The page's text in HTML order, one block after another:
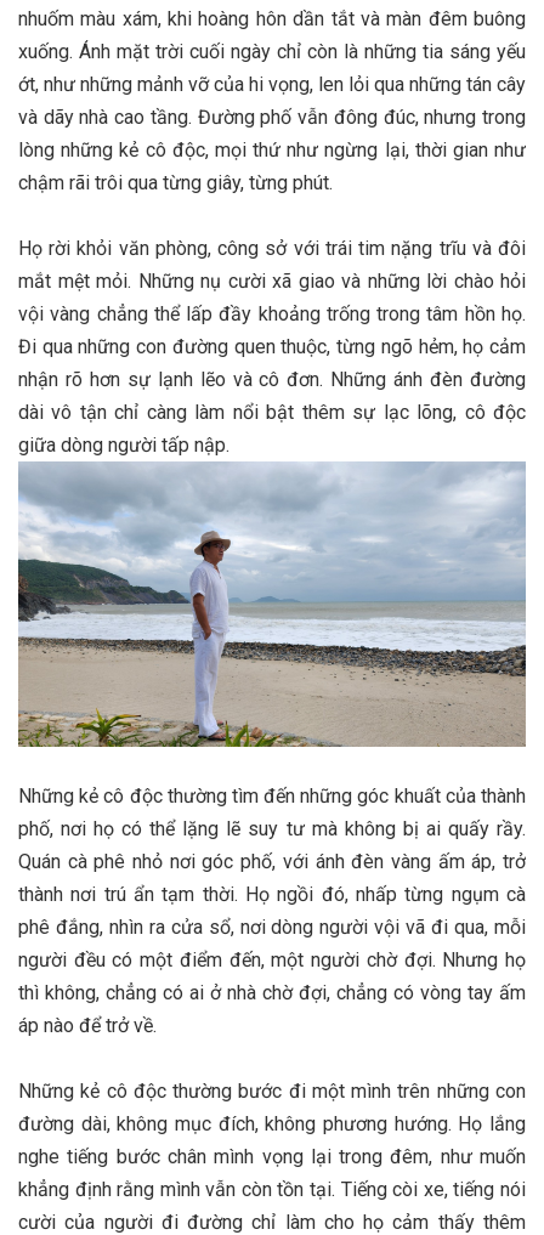
nhuốm màu xám, khi hoàng hôn dần tắt và màn đêm buông
xuống. Ánh mặt trời cuối ngày chỉ còn là những tia sáng yếu
ớt, như những mảnh vỡ của hi vọng, len lỏi qua những tán cây
và dãy nhà cao tầng. Đường phố vẫn đông đúc, nhưng trong
lòng những kẻ cô độc, mọi thứ như ngừng lại, thời gian như
chậm rãi trôi qua từng giây, từng phút.
Họ rời khỏi văn phòng, công sở với trái tim nặng trĩu và đôi
mắt mệt mỏi. Những nụ cười xã giao và những lời chào hỏi
vội vàng chẳng thể lấp đầy khoảng trống trong tâm hồn họ.
Đi qua những con đường quen thuộc, từng ngõ hẻm, họ cảm
nhận rõ hơn sự lạnh lẽo và cô đơn. Những ánh đèn đường
dài vô tận chỉ càng làm nổi bật thêm sự lạc lõng, cô độc
giữa dòng người tấp nập.
Những kẻ cô độc thường tìm đến những góc khuất của thành
phố, nơi họ có thể lặng lẽ suy tư mà không bị ai quấy rầy.
Quán cà phê nhỏ nơi góc phố, với ánh đèn vàng ấm áp, trở
thành nơi trú ẩn tạm thời. Họ ngồi đó, nhấp từng ngụm cà
phê đắng, nhìn ra cửa sổ, nơi dòng người vội vã đi qua, mỗi
người đều có một điểm đến, một người chờ đợi. Nhưng họ
thì không, chẳng có ai ở nhà chờ đợi, chẳng có vòng tay ấm
áp nào để trở về.
Những kẻ cô độc thường bước đi một mình trên những con
đường dài, không mục đích, không phương hướng. Họ lắng
nghe tiếng bước chân mình vọng lại trong đêm, như muốn
khẳng định rằng mình vẫn còn tồn tại. Tiếng còi xe, tiếng nói
cười của người đi đường chỉ làm cho họ cảm thấy thêm